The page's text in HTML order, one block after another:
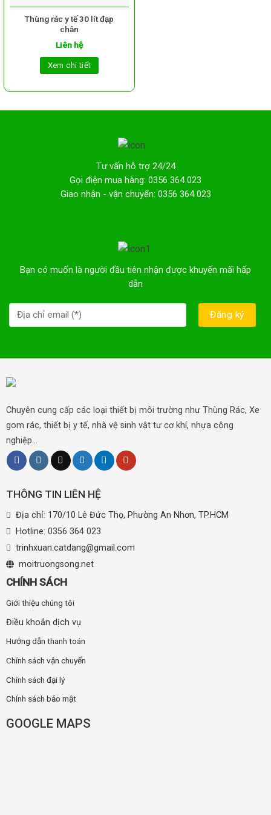
Thùng rác y tế 30 lít đạp
chân
Liên hệ
Xem chi tiết
Tư vấn hỗ trợ 24/24
Gọi điện mua hàng: 0356 364 023
Giao nhận - vận chuyển: 0356 364 023
Bạn có muốn là người đầu tiên nhận được khuyến mãi hấp
dẫn
Chuyên cung cấp các loại thiết bị môi trường như Thùng Rác, Xe
gom rác, thiết bị y tế, nhà vệ sinh vật tư cơ khí, nhựa công
nghiệp...
THÔNG TIN LIÊN HỆ
Địa chỉ: 170/10 Lê Đức Thọ, Phường An Nhơn, TP.HCM
Hotline: 0356 364 023
trinhxuan.catdang@gmail.com
moitruongsong.net
CHÍNH SÁCH
Giới thiệu chúng tôi
Điều khoản dịch vụ
Hướng dẫn thanh toán
Chính sách vận chuyển
Chính sách đại lý
Chính sách bảo mật
GOOGLE MAPS